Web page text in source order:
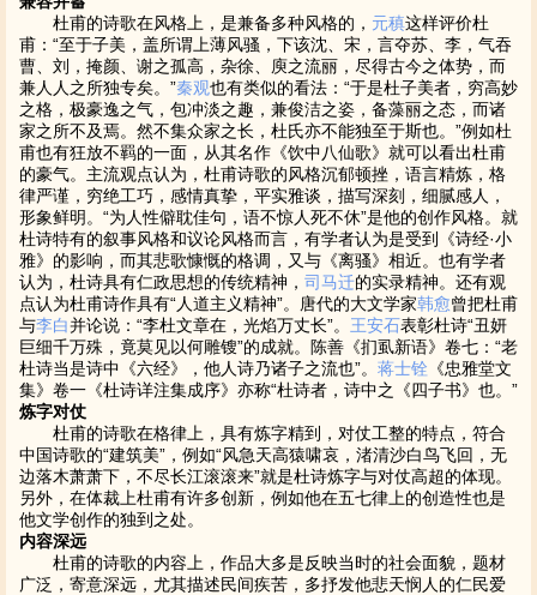
杜甫的诗歌在风格上，是兼备多种风格的， 元稹这样评价杜
甫：“至于子美，盖所谓上薄风骚，下该沈、宋，言夺苏、李，气吞
曹、刘，掩颜、谢之孤高，杂徐、庾之流丽，尽得古今之体势，而
兼人人之所独专矣。”秦观也有类似的看法：“于是杜子美者，穷高妙
之格，极豪逸之气，包冲淡之趣，兼俊洁之姿，备藻丽之态，而诸
家之所不及焉。然不集众家之长，杜氏亦不能独至于斯也。”例如杜
甫也有狂放不羁的一面，从其名作《饮中八仙歌》就可以看出杜甫
的豪气。主流观点认为，杜甫诗歌的风格沉郁顿挫，语言精炼，格
律严谨，穷绝工巧，感情真挚，平实雅谈，描写深刻，细腻感人，
形象鲜明。“为人性僻耽佳句，语不惊人死不休”是他的创作风格。就
杜诗特有的叙事风格和议论风格而言，有学者认为是受到《诗经·小
雅》的影响，而其悲歌慷慨的格调，又与《离骚》相近。也有学者
认为，杜诗具有仁政思想的传统精神， 司马迁的实录精神。还有观
点认为杜甫诗作具有“人道主义精神”。唐代的大文学家韩愈曾把杜甫
与李白并论说：“李杜文章在，光焰万丈长”。 王安石表彰杜诗“丑妍
巨细千万殊，竟莫见以何雕锼”的成就。陈善《扪虱新语》卷七：“老
杜诗当是诗中《六经》，他人诗乃诸子之流也”。 蒋士铨 《忠雅堂文
集》卷一《杜诗详注集成序》亦称“杜诗者，诗中之《四子书》也。”
炼字对仗
杜甫的诗歌在格律上，具有炼字精到，对仗工整的特点，符合
中国诗歌的“建筑美”，例如“风急天高猿啸哀，渚清沙白鸟飞回，无
边落木萧萧下，不尽长江滚滚来”就是杜诗炼字与对仗高超的体现。
另外，在体裁上杜甫有许多创新，例如他在五七律上的创造性也是
他文学创作的独到之处。
内容深远
杜甫的诗歌的内容上，作品大多是反映当时的社会面貌，题材
广泛，寄意深远，尤其描述民间疾苦，多抒发他悲天悯人的仁民爱